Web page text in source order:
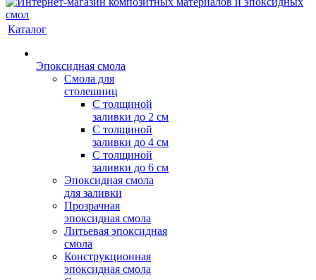
Каталог
Эпоксидная смола
Смола для
столешниц
С толщиной
заливки до 2 см
С толщиной
заливки до 4 см
С толщиной
заливки до 6 см
Эпоксидная смола
для заливки
Прозрачная
эпоксидная смола
Литьевая эпоксидная
смола
Конструкционная
эпоксидная смола